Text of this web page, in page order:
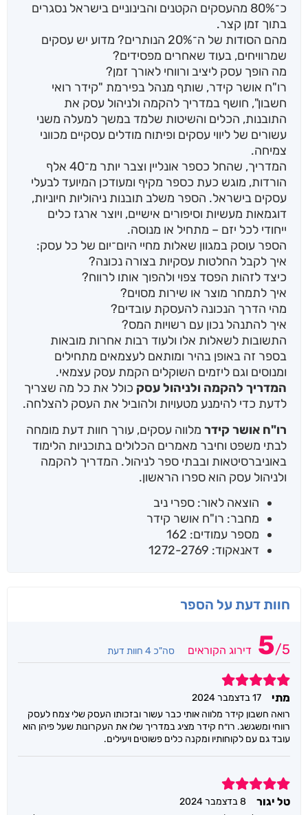
כ־80% מהעסקים הקטנים והבינוניים בישראל נסגרים
בתוך זמן קצר.
מהם הסודות של ה־20% הנותרים? מדוע יש עסקים
שמרוויחים, בעוד שאחרים מפסידים?
מה הופך עסק ליציב ורווחי לאורך זמן?
רו"ח אושר קידר, שותף מנהל בפירמת "קידר רואי
חשבון", חושף במדריך להקמה ולניהול עסק את
התובנות, הכלים והשיטות שלמד במשך למעלה משני
עשורים של ליווי עסקים ופיתוח מודלים עסקיים מכווני
צמיחה.
המדריך, שהחל כספר אונליין וצבר יותר מ־40 אלף
הורדות, מוגש כעת כספר מקיף ומעודכן המיועד לבעלי
עסקים בישראל. הספר משלב תובנות ניהוליות חיוניות,
דוגמאות מעשיות וסיפורים אישיים, ויוצר ארגז כלים
ייחודי לכל יזם – מתחיל או מנוסה.
הספר עוסק במגוון שאלות מחיי היום־יום של כל עסק:
איך לקבל החלטות עסקיות בצורה נכונה?
כיצד לזהות הפסד צפוי ולהפוך אותו לרווח?
איך לתמחר מוצר או שירות מסוים?
מהי הדרך הנכונה להעסקת עובדים?
איך להתנהל נכון עם רשויות המס?
התשובות לשאלות אלו ולעוד רבות אחרות מובאות
בספר זה באופן בהיר ומותאם לעצמאים מתחילים
ומנוסים וגם ליזמים השוקלים הקמת עסק עצמאי.
המדריך להקמה ולניהול עסק כולל את כל מה שצריך
לדעת כדי להימנע מטעויות ולהוביל את העסק להצלחה.
רו"ח אושר קידר מלווה עסקים, עורך חוות דעת מומחה
לבתי משפט וחיבר מאמרים הכלולים בתוכניות הלימוד
באוניברסיטאות ובבתי ספר לניהול. המדריך להקמה
ולניהול עסק הוא ספרו הראשון.
הוצאה לאור: ספרי ניב
מחבר: רו"ח אושר קידר
מספר עמודים: 162
דאנאקוד: 1272-2769
חוות דעת על הספר
5/5 דירוג הקוראים סה"כ 4 חוות דעת
5
מתי
17 בדצמבר 2024
רואה חשבון קידר מלווה אותי כבר עשור ובזכותו העסק שלי צמח לעסק
רווחי ומשגשג. רו״ח קידר מציג במדריך שלו את העקרונות שעל פיהן הוא
עובד גם עם לקוחותיו ומקנה כלים פשוטים ויעילים.
5
טל יגור
8 בדצמבר 2024